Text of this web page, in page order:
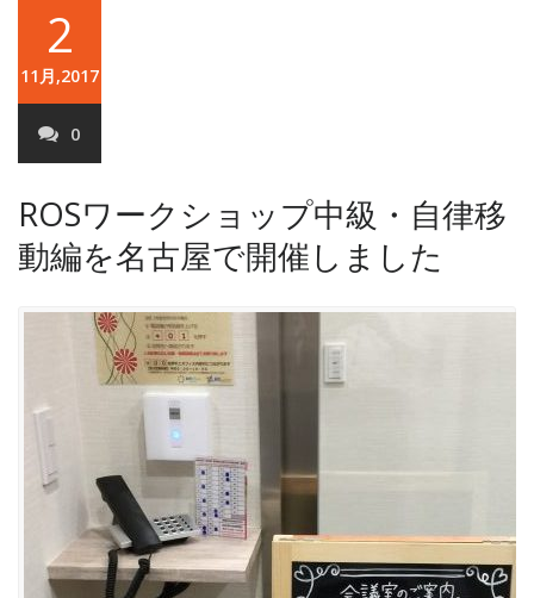
2
11月,2017
0
ROSワークショップ中級・自律移
動編を名古屋で開催しました